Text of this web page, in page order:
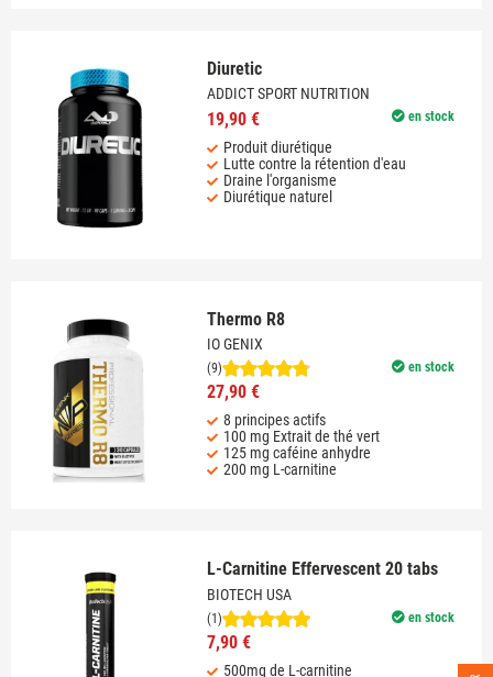
Diuretic
ADDICT SPORT NUTRITION
en stock
19,90 €
Produit diurétique
Lutte contre la rétention d'eau
Draine l'organisme
Diurétique naturel
Thermo R8
IO GENIX
en stock
(9)
27,90 €
8 principes actifs
100 mg Extrait de thé vert
125 mg caféine anhydre
200 mg L-carnitine
L-Carnitine Effervescent 20 tabs
BIOTECH USA
en stock
(1)
7,90 €
500mg de L-carnitine